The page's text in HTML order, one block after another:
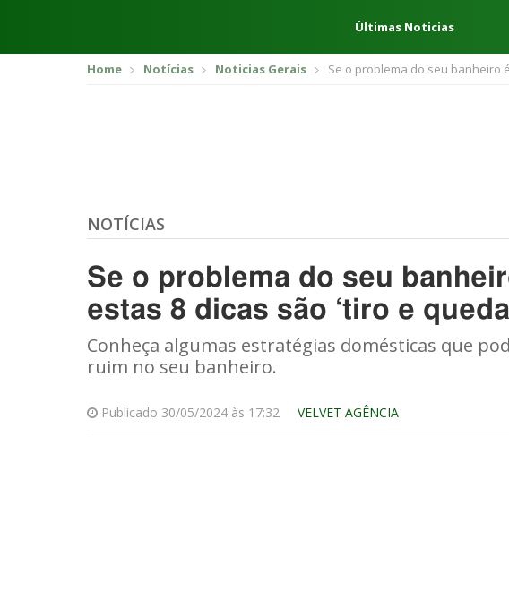
Últimas Noticias
Home Notícias Noticias Gerais Se o problema do seu banheiro
NOTÍCIAS
Se o problema do seu
estas 8 dicas são ‘tiro e
Conheça algumas estratégias domésticas que
ruim no seu banheiro.
Publicado 30/05/2024 às 17:32 VELVET AGÊNCIA